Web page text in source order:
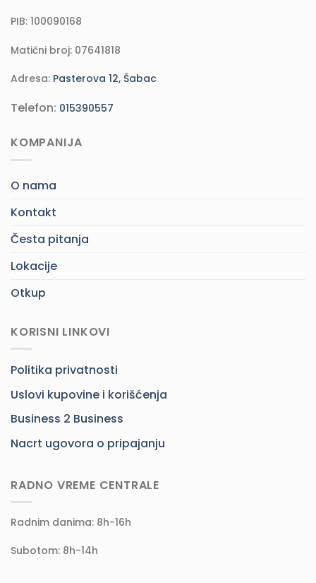
PIB: 100090168
Matični broj: 07641818
Adresa: Pasterova 12, Šabac
Telefon: 015390557
KOMPANIJA
O nama
Kontakt
Česta pitanja
Lokacije
Otkup
KORISNI LINKOVI
Politika privatnosti
Uslovi kupovine i korišćenja
Business 2 Business
Nacrt ugovora o pripajanju
RADNO VREME CENTRALE
Radnim danima: 8h-16h
Subotom: 8h-14h